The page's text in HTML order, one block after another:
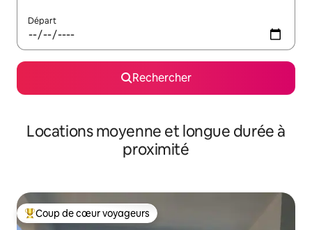
Départ
Rechercher
Locations moyenne et longue durée à
proximité
Coups de cœur voyageurs les plus appréciés
Coup de cœur voyageurs